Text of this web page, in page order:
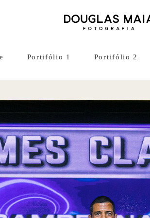
Portifólio 1 Portifólio 2